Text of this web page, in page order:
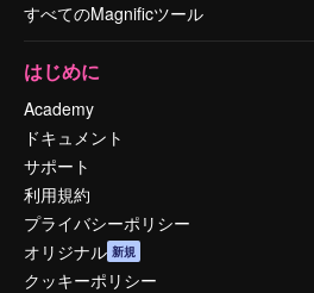
すべてのMagnificツール
はじめに
Academy
ドキュメント
サポート
利用規約
プライバシーポリシー
オリジナル 新規
クッキーポリシー